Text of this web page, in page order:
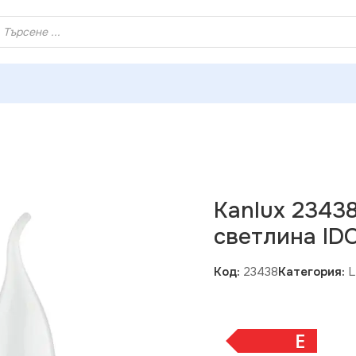
ТИ! РЕГИСТРИРАЙ СЕ И ВЗЕМИ КУПОН ЗА
Kanlux
светлина
Код: 23438Категория:
E